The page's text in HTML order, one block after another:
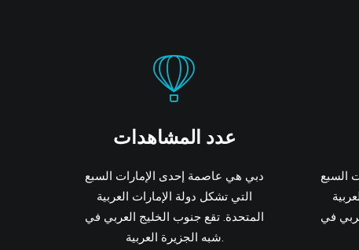
عدد المشاهدات
دبي هي عاصمة إحدى الإمارات السبع
التي تشكل دولة الإمارات العربية
المتحدة. تقع جنوب الخليج العربي في
شبه الجزيرة العربية.
السبع
في